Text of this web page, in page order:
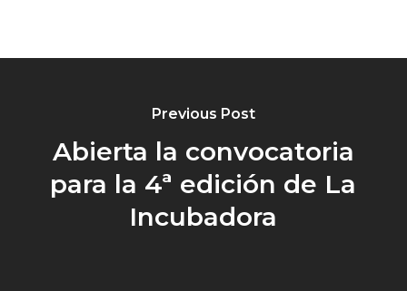
Previous Post
Abierta la convocatoria
para la 4ª edición de La
Incubadora